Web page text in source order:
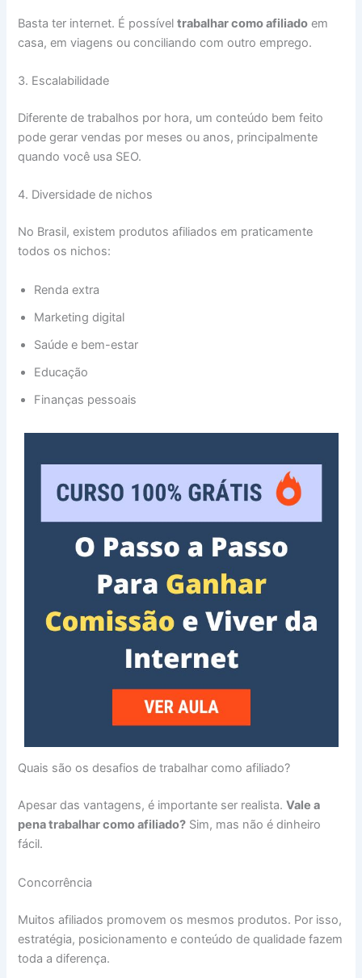
Basta ter internet. É possíveltrabalhar como afiliado em
casa, em viagens ou conciliando com outro emprego.
3. Escalabilidade
Diferente de trabalhos por hora, um conteúdo bem feito
pode gerar vendas por meses ou anos, principalmente
quando você usa SEO.
4. Diversidade de nichos
No Brasil, existem produtos afiliados em praticamente
todos os nichos:
Renda extra
Marketing digital
Saúde e bem-estar
Educação
Finanças pessoais
Quais são os desafios de trabalhar como afiliado?
Apesar das vantagens, é importante ser realista.Vale a
pena trabalhar como afiliado? Sim, mas não é dinheiro
fácil.
Concorrência
Muitos afiliados promovem os mesmos produtos. Por isso,
estratégia, posicionamento e conteúdo de qualidade fazem
toda a diferença.